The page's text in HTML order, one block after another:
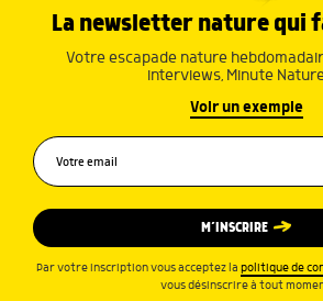
La newsletter nature qui
Votre escapade nature
interviews, Minute
Voir un exemple
M’INSCRIRE
Par votre inscription vous acceptez la politique de
vous désinscrire à tout